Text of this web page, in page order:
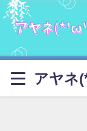
アヤネ